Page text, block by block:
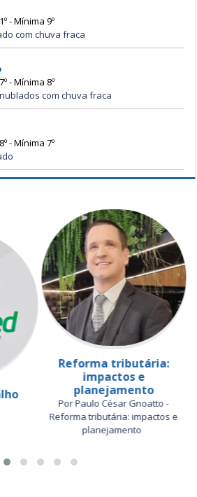
- Mínima 9º
com chuva fraca
- Mínima 8º
com chuva fraca
- Mínima 7º
Reforma tributária:
impactos e
planejamento
Por Paulo César Gnoatto -
Reforma tributária: impactos e
planejamento